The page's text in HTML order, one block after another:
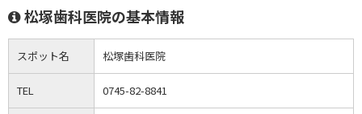
松塚歯科医院の基本情報
スポット名 松塚歯科医院
TEL 0745-82-8841